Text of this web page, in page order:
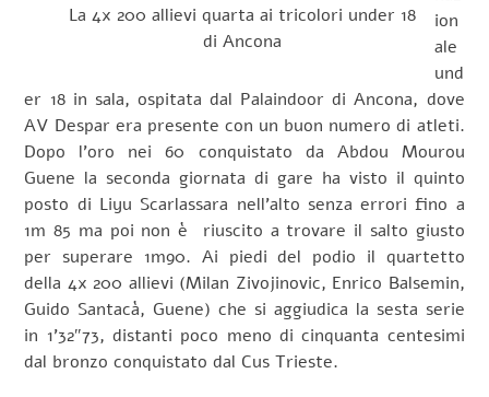
La 4x 200 allievi quarta ai tricolori under 18
di Ancona
ion
ale
und
er 18 in sala, ospitata dal Palaindoor di Ancona, dove
AV Despar era presente con un buon numero di atleti.
Dopo l’oro nei 60 conquistato da Abdou Mourou
Guene la seconda giornata di gare ha visto il quinto
posto di Liyu Scarlassara nell’alto senza errori fino a
1m 85 ma poi non è riuscito a trovare il salto giusto
per superare 1m90. Ai piedi del podio il quartetto
della 4x 200 allievi (Milan Zivojinovic, Enrico Balsemin,
Guido Santacà, Guene) che si aggiudica la sesta serie
in 1’32″73, distanti poco meno di cinquanta centesimi
dal bronzo conquistato dal Cus Trieste.